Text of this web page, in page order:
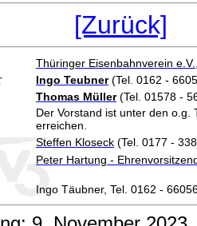
[Zurück]
Thüringer Eisenbahnverein e.V.
Ingo Teubner(Tel. 0162 -
Thomas Müller(Tel. 01578 -
Der Vorstand ist unter den
erreichen.
Steffen Kloseck (Tel. 0177 -
Peter Hartung -
Ingo Täubner, Tel. 0162 -